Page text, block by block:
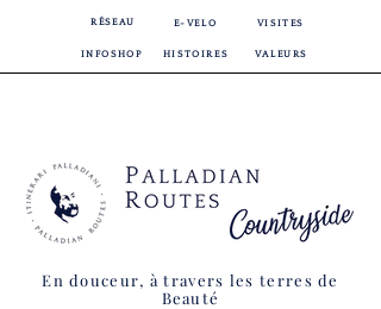
RÉSEAU E-VELO VISITES
INFOSHOP HISTOIRES VALEURS
En douceur, à travers les terres de
Beauté